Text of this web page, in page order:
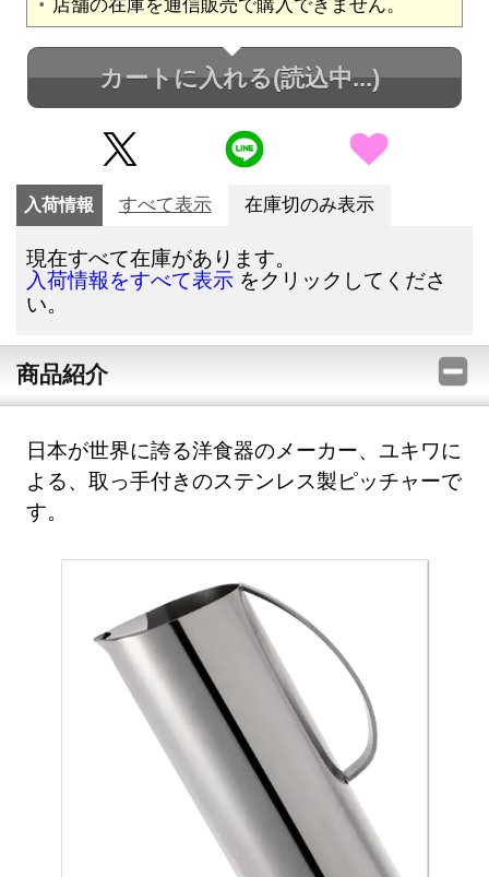
カートに入れる(読込中...)
入荷情報 すべて表示 在庫切のみ表示
現在すべて在庫があります。
入荷情報をすべて表示 をクリックしてくださ
い。
商品紹介
日本が世界に誇る洋食器のメーカー、ユキワに
よる、取っ手付きのステンレス製ピッチャーで
す。